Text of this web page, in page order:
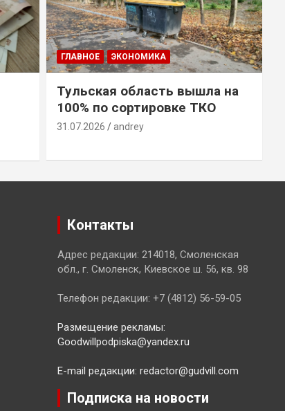
ГЛАВНОЕ ЭКОНОМИКА
Тульская область вышла на
100% по сортировке ТКО
31.07.2026 andrey
Контакты
Адрес редакции: 214018, Смоленская
обл., г. Смоленск, Киевское ш. 56, кв. 98
Телефон редакции: +7 (4812) 56-59-05
Размещение рекламы:
Goodwillpodpiska@yandex.ru
E-mail редакции: redactor@gudvill.com
Подписка на новости